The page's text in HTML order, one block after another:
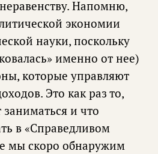
Напомню,
экономии
науки, поскольку
именно от нее)
которые управляют
Это как раз то,
и что
в «Справедливом
мы скоро обнаружим